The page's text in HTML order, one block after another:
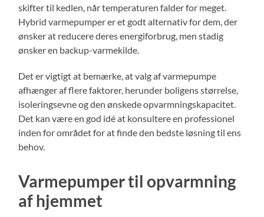
skifter til kedlen, når temperaturen falder for meget.
Hybrid varmepumper er et godt alternativ for dem, der
ønsker at reducere deres energiforbrug, men stadig
ønsker en backup-varmekilde.
Det er vigtigt at bemærke, at valg af varmepumpe
afhænger af flere faktorer, herunder boligens størrelse,
isoleringsevne og den ønskede opvarmningskapacitet.
Det kan være en god idé at konsultere en professionel
inden for området for at finde den bedste løsning til ens
behov.
Varmepumper til opvarmning
af hjemmet